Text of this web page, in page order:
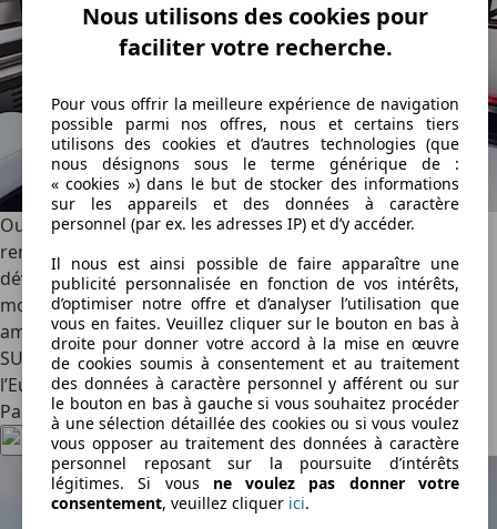
Outre un habitacle composé d’une foulée d’écrans,
remplissant l’entièreté de la planche de bord, GMC ne
dévoile pas grand-chose sur ses Hummer X. Rien sur les
motorisations, à part qu’ils sont électriques, et rien sur les
ambitions de vente. Cependant, vu leurs dimensions, ce
SUV et ce pick-up pourraient bien être taillés pour
l’Europe…
Partagez cet article
Nous utilisons des cookies pour
faciliter votre recherche.
Pour vous offrir la meilleure expérience de navigation
possible parmi nos offres, nous et certains tiers
utilisons des cookies et d’autres technologies (que
nous désignons sous le terme générique de :
« cookies ») dans le but de stocker des informations
sur les appareils et des données à caractère
personnel (par ex. les adresses IP) et d’y accéder.
Il nous est ainsi possible de faire apparaître une
publicité personnalisée en fonction de vos intérêts,
d’optimiser notre offre et d’analyser l’utilisation que
vous en faites. Veuillez cliquer sur le bouton en bas à
droite pour donner votre accord à la mise en œuvre
de cookies soumis à consentement et au traitement
des données à caractère personnel y afférent ou sur
le bouton en bas à gauche si vous souhaitez procéder
à une sélection détaillée des cookies ou si vous voulez
vous opposer au traitement des données à caractère
personnel reposant sur la poursuite d’intérêts
légitimes. Si vous ne voulez pas donner votre
consentement, veuillez cliquer ici.